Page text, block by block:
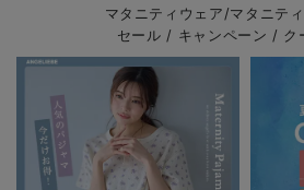
マタニティウェア/マタニテ
セール / キャンペーン / ク